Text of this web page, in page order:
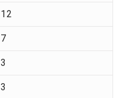
12
7
3
3